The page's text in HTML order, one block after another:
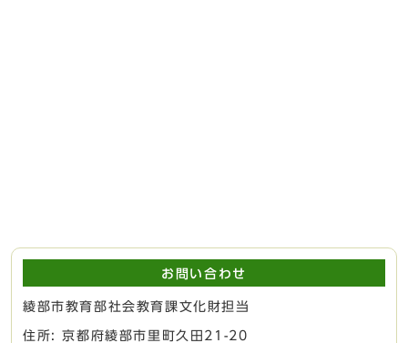
お問い合わせ
綾部市教育部社会教育課文化財担当
住所: 京都府綾部市里町久田21-20